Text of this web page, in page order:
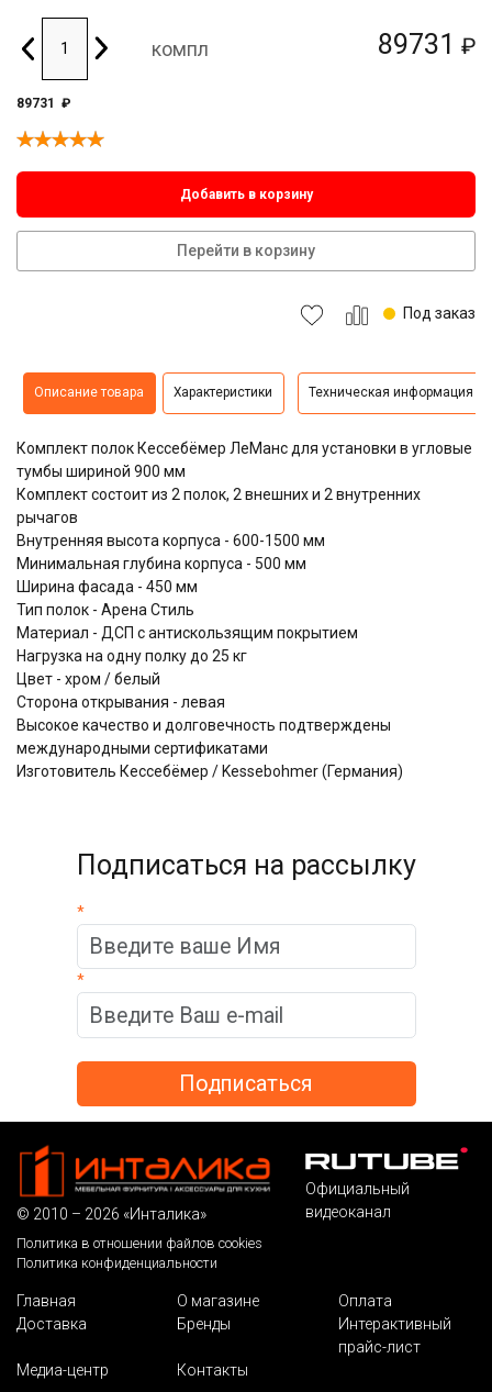
89731 ₽
компл
89731 ₽
Добавить в корзину
Перейти в корзину
Под заказ
Описание товара Характеристики Техническая информация
Комплект полок Кессебёмер ЛеМанс для установки в угловые
тумбы шириной 900 мм
Комплект состоит из 2 полок, 2 внешних и 2 внутренних
рычагов
Внутренняя высота корпуса - 600-1500 мм
Минимальная глубина корпуса - 500 мм
Ширина фасада - 450 мм
Тип полок - Арена Стиль
Материал - ДСП с антискользящим покрытием
Нагрузка на одну полку до 25 кг
Цвет - хром / белый
Сторона открывания - левая
Высокое качество и долговечность подтверждены
международными сертификатами
Изготовитель Кессебёмер / Kessebohmer (Германия)
Подписаться на рассылку
*
*
© 2010 – 2026 «Инталика»
Политика в отношении файлов cookies
Политика конфиденциальности
Официальный
видеоканал
Главная О магазине
Оплата
Доставка
Бренды
Интерактивный
прайс-лист
Медиа-центр
Контакты